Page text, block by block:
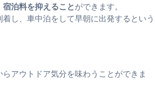
宿泊料を抑えることができます。
し、車中泊をして早朝に出発するという
アウトドア気分を味わうことができま